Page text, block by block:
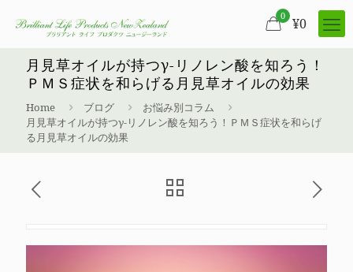
0 ¥0
月見草オイルが持つγ-リノレン酸を知ろう！
ＰＭＳ症状を和らげる月見草オイルの効果
Home ブログ
お悩み別コラム
月見草オイルが持つγ-リノレン酸を知ろう！ＰＭＳ症状を和らげ
る月見草オイルの効果